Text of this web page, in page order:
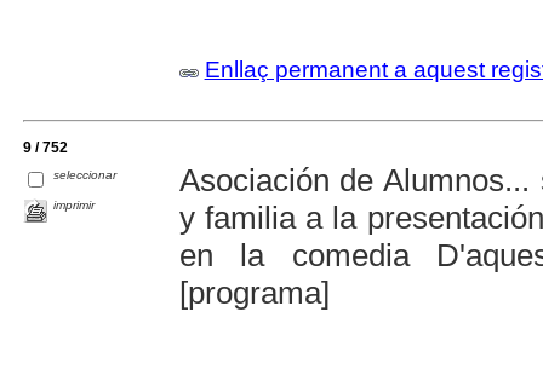
Enllaç permanent a aquest
9 / 752
seleccionar
imprimir
Asociación de
y familia a la
en la comedia
[programa]